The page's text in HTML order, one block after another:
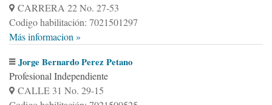
CARRERA 22 No. 27-53
Codigo habilitación: 7021501297
Más informacion »
Jorge Bernardo Perez Petano
Profesional Independiente
CALLE 31 No. 29-15